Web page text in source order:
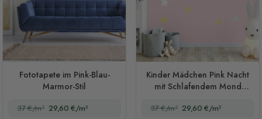
Fototapete im Pink-Blau-
Marmor-Stil
37 €/m² 29,60 €/m²
Kinder Mädchen Pink Nacht
mit Schlafendem Mond
37 €/m² 29,60 €/m²